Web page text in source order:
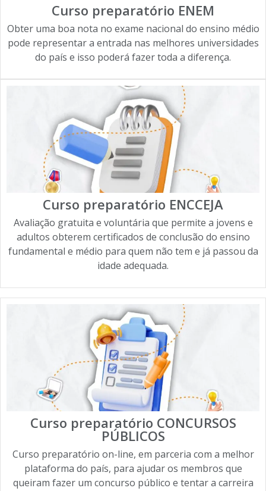
Curso preparatório ENEM
Obter uma boa nota no exame nacional do ensino médio
pode representar a entrada nas melhores universidades
do país e isso poderá fazer toda a diferença.
Curso preparatório ENCCEJA
Avaliação gratuita e voluntária que permite a jovens e
adultos obterem certificados de conclusão do ensino
fundamental e médio para quem não tem e já passou da
idade adequada.
Curso preparatório CONCURSOS
PÚBLICOS
Curso preparatório on-line, em parceria com a melhor
plataforma do país, para ajudar os membros que
queiram fazer um concurso público e tentar a carreira